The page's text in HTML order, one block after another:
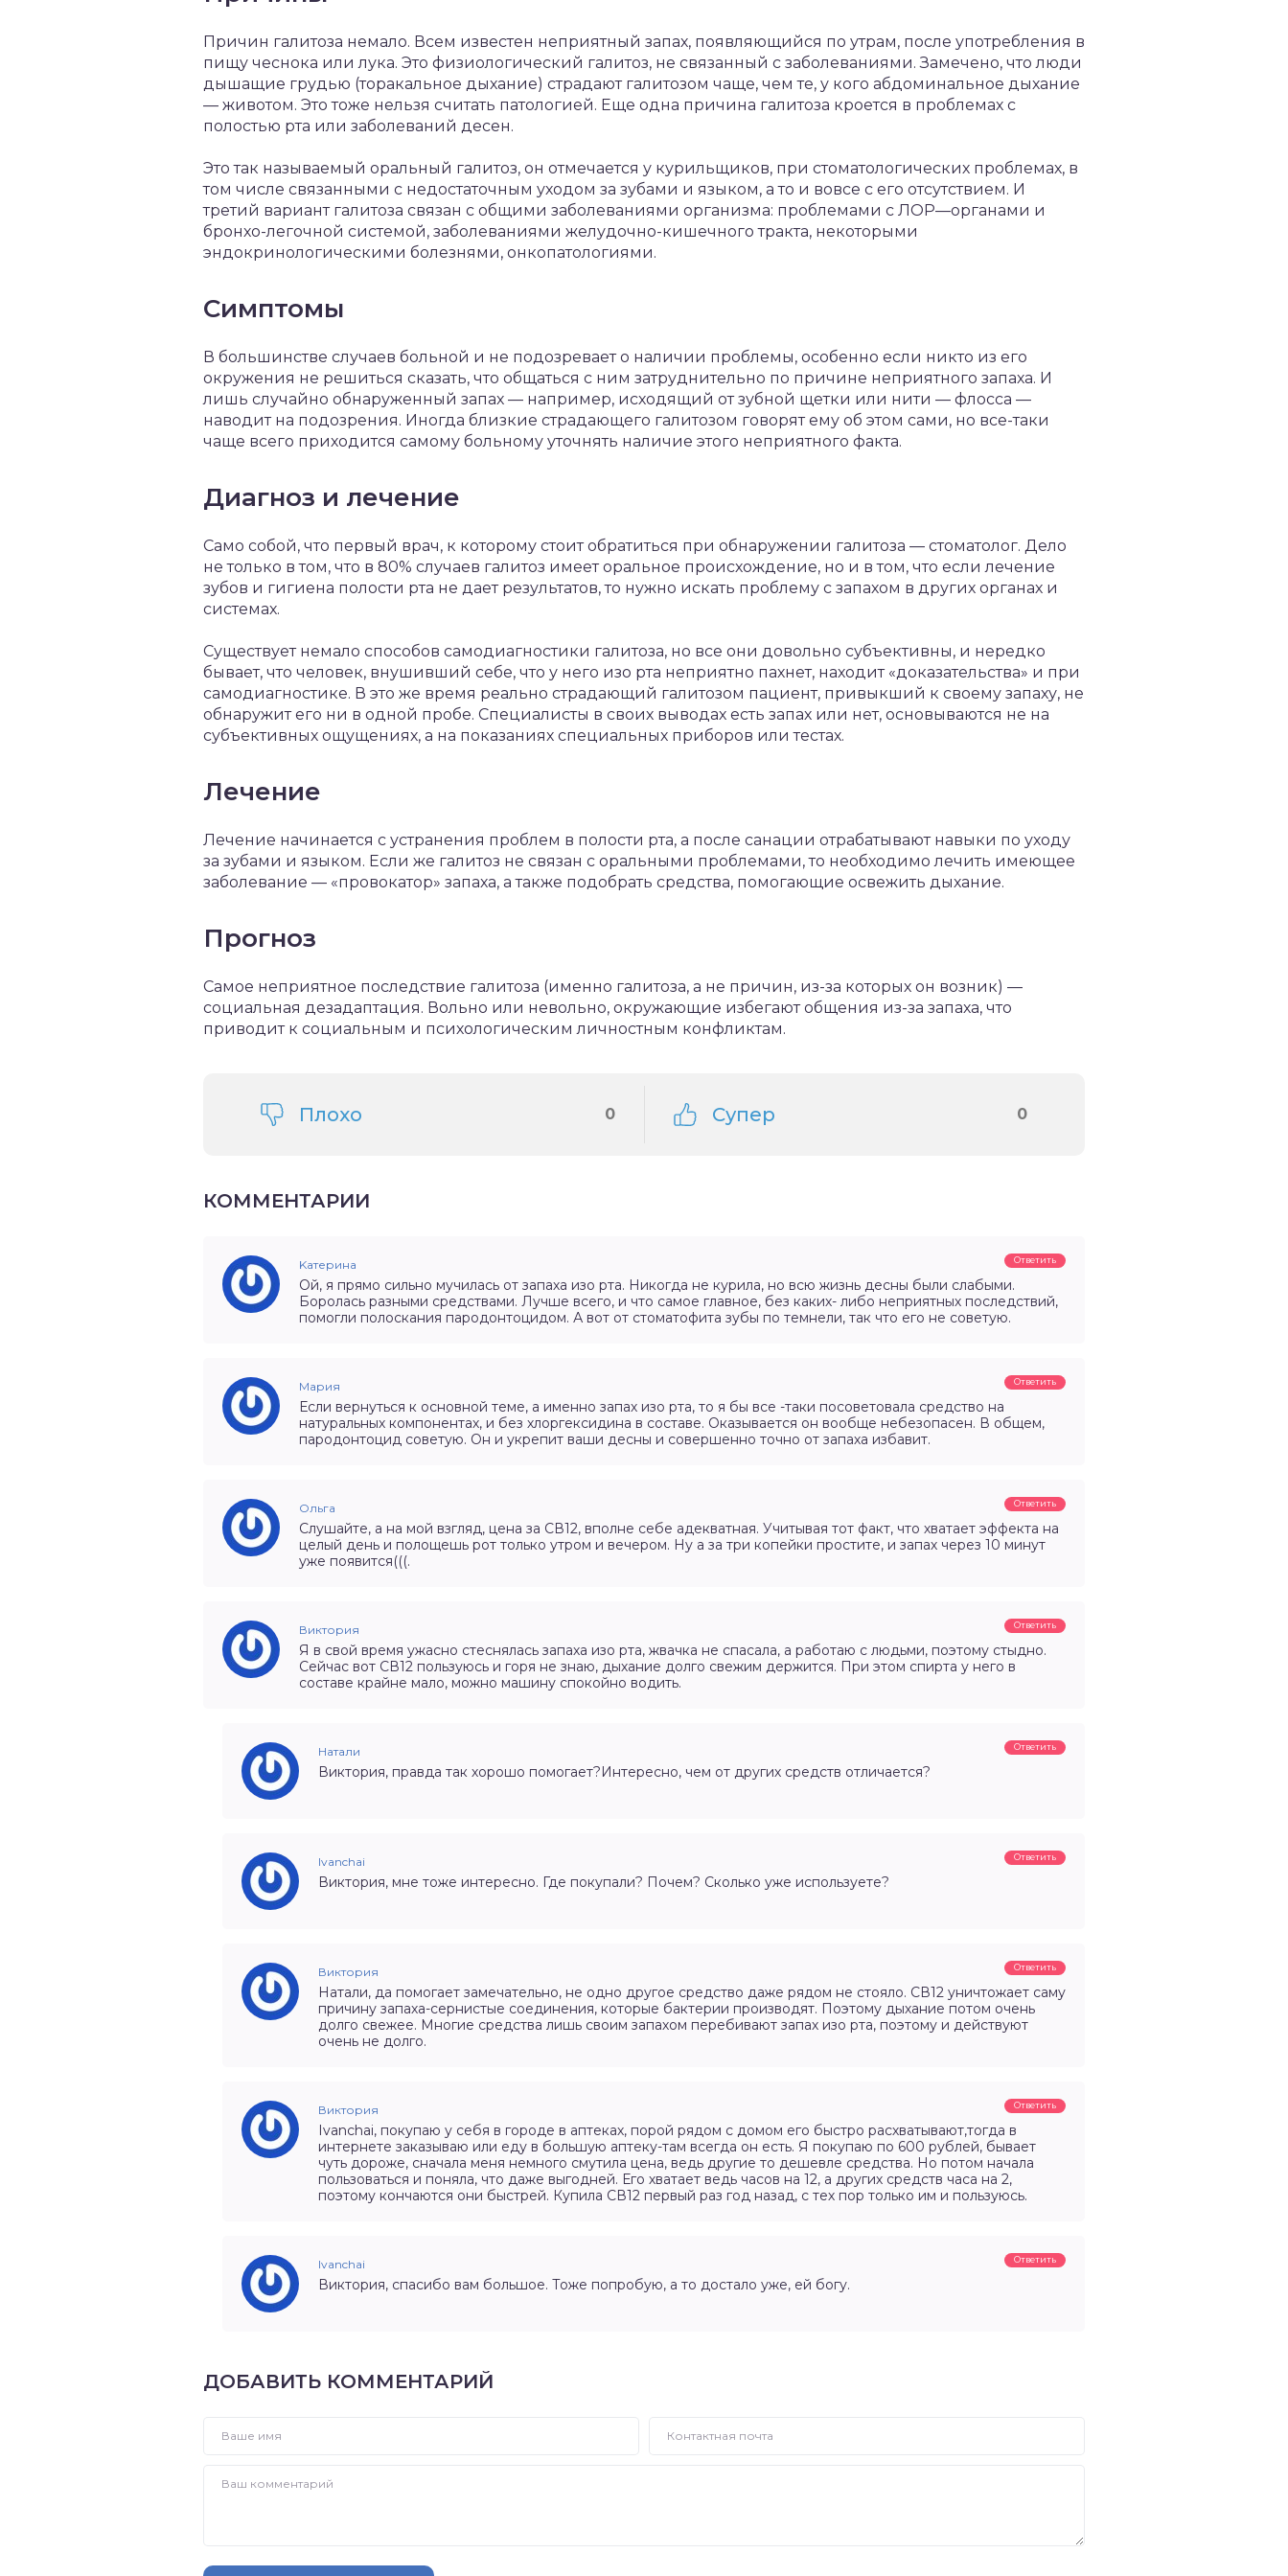
Причин галитоза немало. Всем известен неприятный запах, появляющийся по утрам, после употребления в
пищу чеснока или лука. Это физиологический галитоз, не связанный с заболеваниями. Замечено, что люди
дышащие грудью (торакальное дыхание) страдают галитозом чаще, чем те, у кого абдоминальное дыхание
— животом. Это тоже нельзя считать патологией. Еще одна причина галитоза кроется в проблемах с
полостью рта или заболеваний десен.
Это так называемый оральный галитоз, он отмечается у курильщиков, при стоматологических проблемах, в
том числе связанными с недостаточным уходом за зубами и языком, а то и вовсе с его отсутствием. И
третий вариант галитоза связан с общими заболеваниями организма: проблемами с ЛОР—органами и
бронхо-легочной системой, заболеваниями желудочно-кишечного тракта, некоторыми
эндокринологическими болезнями, онкопатологиями.
Симптомы
В большинстве случаев больной и не подозревает о наличии проблемы, особенно если никто из его
окружения не решиться сказать, что общаться с ним затруднительно по причине неприятного запаха. И
лишь случайно обнаруженный запах — например, исходящий от зубной щетки или нити — флосса —
наводит на подозрения. Иногда близкие страдающего галитозом говорят ему об этом сами, но все-таки
чаще всего приходится самому больному уточнять наличие этого неприятного факта.
Диагноз и лечение
Само собой, что первый врач, к которому стоит обратиться при обнаружении галитоза — стоматолог. Дело
не только в том, что в 80% случаев галитоз имеет оральное происхождение, но и в том, что если лечение
зубов и гигиена полости рта не дает результатов, то нужно искать проблему с запахом в других органах и
системах.
Существует немало способов самодиагностики галитоза, но все они довольно субъективны, и нередко
бывает, что человек, внушивший себе, что у него изо рта неприятно пахнет, находит «доказательства» и при
самодиагностике. В это же время реально страдающий галитозом пациент, привыкший к своему запаху, не
обнаружит его ни в одной пробе. Специалисты в своих выводах есть запах или нет, основываются не на
субъективных ощущениях, а на показаниях специальных приборов или тестах.
Лечение
Лечение начинается с устранения проблем в полости рта, а после санации отрабатывают навыки по уходу
за зубами и языком. Если же галитоз не связан с оральными проблемами, то необходимо лечить имеющее
заболевание — «провокатор» запаха, а также подобрать средства, помогающие освежить дыхание.
Прогноз
Самое неприятное последствие галитоза (именно галитоза, а не причин, из-за которых он возник) —
социальная дезадаптация. Вольно или невольно, окружающие избегают общения из-за запаха, что
приводит к социальным и психологическим личностным конфликтам.
Плохо 0 Супер 0
КОММЕНТАРИИ
Kатерина Ответить
Ой, я прямо сильно мучилась от запаха изо рта. Никогда не курила, но всю жизнь десны были слабыми.
Боролась разными средствами. Лучше всего, и что самое главное, без каких- либо неприятных последствий,
помогли полоскания пародонтоцидом. А вот от стоматофита зубы по темнели, так что его не советую.
Мария Ответить
Если вернуться к основной теме, а именно запах изо рта, то я бы все -таки посоветовала средство на
натуральных компонентах, и без хлоргексидина в составе. Оказывается он вообще небезопасен. В общем,
пародонтоцид советую. Он и укрепит ваши десны и совершенно точно от запаха избавит.
Ольга Ответить
Слушайте, а на мой взгляд, цена за СВ12, вполне себе адекватная. Учитывая тот факт, что хватает эффекта на
целый день и полощешь рот только утром и вечером. Ну а за три копейки простите, и запах через 10 минут
уже появится(((.
Виктория Ответить
Я в свой время ужасно стеснялась запаха изо рта, жвачка не спасала, а работаю с людьми, поэтому стыдно.
Сейчас вот СВ12 пользуюсь и горя не знаю, дыхание долго свежим держится. При этом спирта у него в
составе крайне мало, можно машину спокойно водить.
Натали Ответить
Виктория, правда так хорошо помогает?Интересно, чем от других средств отличается?
Ivanchai Ответить
Виктория, мне тоже интересно. Где покупали? Почем? Сколько уже используете?
Виктория Ответить
Натали, да помогает замечательно, не одно другое средство даже рядом не стояло. СВ12 уничтожает саму
причину запаха-сернистые соединения, которые бактерии производят. Поэтому дыхание потом очень
долго свежее. Многие средства лишь своим запахом перебивают запах изо рта, поэтому и действуют
очень не долго.
Виктория Ответить
Ivanchai, покупаю у себя в городе в аптеках, порой рядом с домом его быстро расхватывают,тогда в
интернете заказываю или еду в большую аптеку-там всегда он есть. Я покупаю по 600 рублей, бывает
чуть дороже, сначала меня немного смутила цена, ведь другие то дешевле средства. Но потом начала
пользоваться и поняла, что даже выгодней. Его хватает ведь часов на 12, а других средств часа на 2,
поэтому кончаются они быстрей. Купила СВ12 первый раз год назад, с тех пор только им и пользуюсь.
Ivanchai Ответить
Виктория, спасибо вам большое. Тоже попробую, а то достало уже, ей богу.
ДОБАВИТЬ КОММЕНТАРИЙ